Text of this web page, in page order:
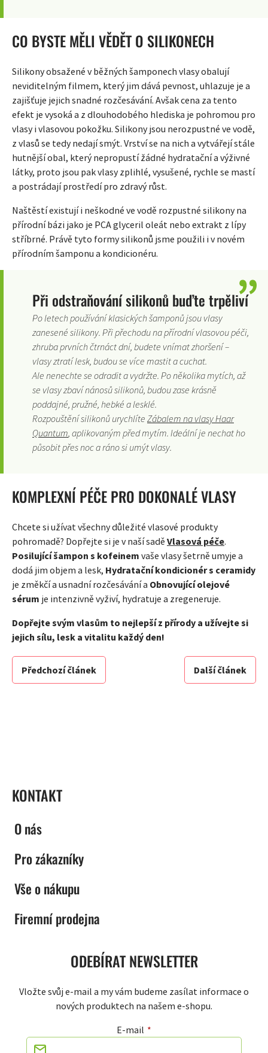
CO BYSTE MĚLI VĚDĚT O SILIKONECH
Silikony obsažené v běžných šamponech vlasy obalují
neviditelným filmem, který jim dává pevnost, uhlazuje je a
zajišťuje jejich snadné rozčesávání. Avšak cena za tento
efekt je vysoká a z dlouhodobého hlediska je pohromou pro
vlasy i vlasovou pokožku. Silikony jsou nerozpustné ve vodě,
z vlasů se tedy nedají smýt. Vrství se na nich a vytvářejí stále
hutnější obal, který nepropustí žádné hydratační a výživné
látky, proto jsou pak vlasy zplihlé, vysušené, rychle se mastí
a postrádají prostředí pro zdravý růst.
Naštěstí existují i neškodné ve vodě rozpustné silikony na
přírodní bázi jako je PCA glyceril oleát nebo extrakt z lípy
stříbrné. Právě tyto formy silikonů jsme použili i v novém
přírodním šamponu a kondicionéru.
Při odstraňování silikonů buďte trpěliví
Po letech používání klasických šamponů jsou vlasy
zanesené silikony. Při přechodu na přírodní vlasovou péči,
zhruba prvních čtrnáct dní, budete vnímat zhoršení –
vlasy ztratí lesk, budou se více mastit a cuchat.
Ale nenechte se odradit a vydržte. Po několika mytích, až
se vlasy zbaví nánosů silikonů, budou zase krásně
poddajné, pružné, hebké a lesklé.
Rozpouštění silikonů urychlíte Zábalem na vlasy Haar
Quantum, aplikovaným před mytím. Ideální je nechat ho
působit přes noc a ráno si umýt vlasy.
KOMPLEXNÍ PÉČE PRO DOKONALÉ VLASY
Chcete si užívat všechny důležité vlasové produkty
pohromadě? Dopřejte si je v naší sadě Vlasová péče.
Posilující šampon s kofeinem vaše vlasy šetrně umyje a
dodá jim objem a lesk, Hydratační kondicionér s ceramidy
je změkčí a usnadní rozčesávání a Obnovující olejové
sérum je intenzivně vyživí, hydratuje a zregeneruje.
Dopřejte svým vlasům to nejlepší z přírody a užívejte si
jejich sílu, lesk a vitalitu každý den!
Předchozí článek Další článek
KONTAKT
O nás
Pro zákazníky
Vše o nákupu
Firemní prodejna
ODEBÍRAT NEWSLETTER
Vložte svůj e-mail a my vám budeme zasílat informace o
nových produktech na našem e-shopu.
E-mail